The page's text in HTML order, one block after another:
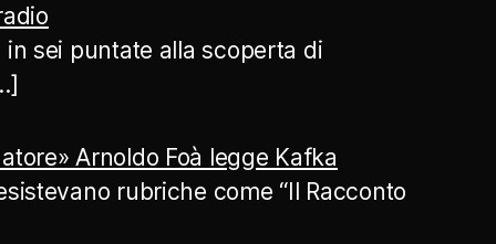
in sei puntate alla scoperta di
Arnoldo Foà legge Kafka
rubriche come “Il Racconto